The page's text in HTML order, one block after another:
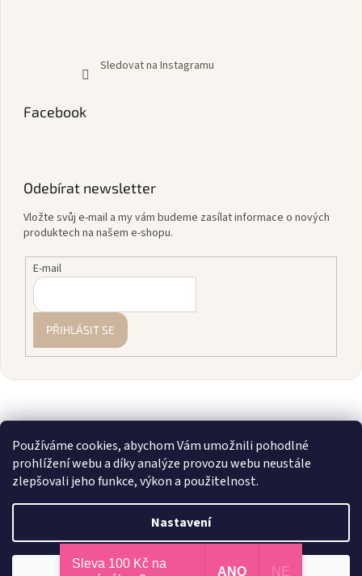
Používáme cookies, abychom Vám umožnili pohodlné
prohlížení webu a díky analýze provozu webu neustále
zlepšovali jeho funkce, výkon a použitelnost.
Nastavení
💎 Staňte se členkou našeho VIP klubu! Registrujte se, sčítáme vám
Sledovat na Instagramu
Facebook
Odebírat newsletter
Vložte svůj e-mail a my vám budeme zasílat informace o nových
produktech na našem e-shopu.
E-mail
PŘIHLÁSIT SE
Vytvořil Shoptet
Copyright 2026zavodnice.cz
Upravit
Sleva 100 Kč na
ANO NE